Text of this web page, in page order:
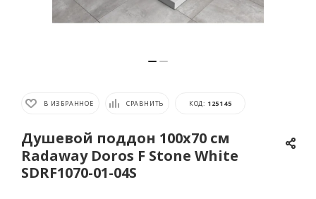
В ИЗБРАННОЕ СРАВНИТЬ КОД: 125145
Душевой поддон 100x70 см
Radaway Doros F Stone White
SDRF1070-01-04S